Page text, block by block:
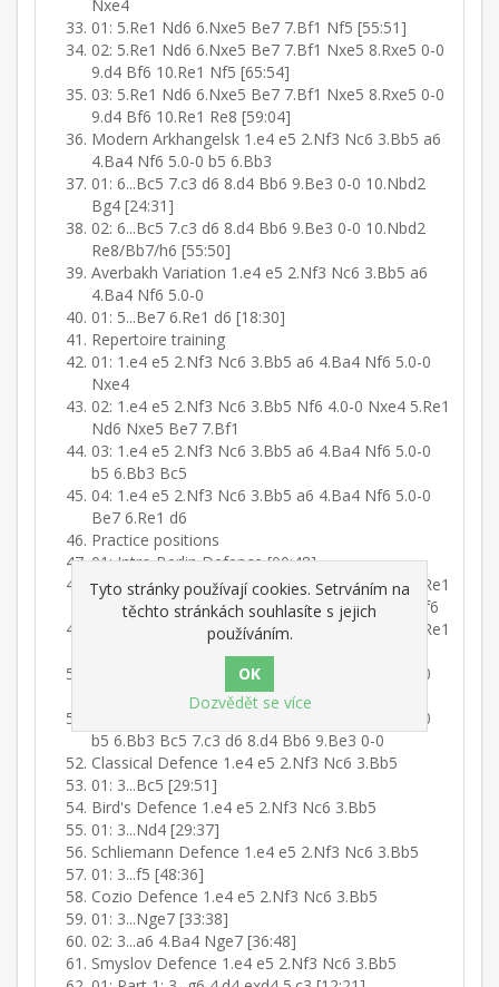
Nxe4
01: 5.Re1 Nd6 6.Nxe5 Be7 7.Bf1 Nf5 [55:51]
02: 5.Re1 Nd6 6.Nxe5 Be7 7.Bf1 Nxe5 8.Rxe5 0-0
9.d4 Bf6 10.Re1 Nf5 [65:54]
03: 5.Re1 Nd6 6.Nxe5 Be7 7.Bf1 Nxe5 8.Rxe5 0-0
9.d4 Bf6 10.Re1 Re8 [59:04]
Modern Arkhangelsk 1.e4 e5 2.Nf3 Nc6 3.Bb5 a6
4.Ba4 Nf6 5.0-0 b5 6.Bb3
01: 6...Bc5 7.c3 d6 8.d4 Bb6 9.Be3 0-0 10.Nbd2
Bg4 [24:31]
02: 6...Bc5 7.c3 d6 8.d4 Bb6 9.Be3 0-0 10.Nbd2
Re8/Bb7/h6 [55:50]
Averbakh Variation 1.e4 e5 2.Nf3 Nc6 3.Bb5 a6
4.Ba4 Nf6 5.0-0
01: 5...Be7 6.Re1 d6 [18:30]
Repertoire training
01: 1.e4 e5 2.Nf3 Nc6 3.Bb5 a6 4.Ba4 Nf6 5.0-0
Nxe4
02: 1.e4 e5 2.Nf3 Nc6 3.Bb5 Nf6 4.0-0 Nxe4 5.Re1
Nd6 Nxe5 Be7 7.Bf1
03: 1.e4 e5 2.Nf3 Nc6 3.Bb5 a6 4.Ba4 Nf6 5.0-0
b5 6.Bb3 Bc5
04: 1.e4 e5 2.Nf3 Nc6 3.Bb5 a6 4.Ba4 Nf6 5.0-0
Be7 6.Re1 d6
Practice positions
01: Intro Berlin Defence [00:48]
02: 1.e4 e5 2.Nf3 Nc6 3.Bb5 Nf6 4.0-0 Nxe4 5.Re1
Nd6 6.Nxe5 Be7 7.Bf1 Nxe5 8.Rxe5 0-0 9.d4 Bf6
03: 1.e4 e5 2.Nf3 Nc6 3.Bb5 Nf6 4.0-0 Nxe4 5.Re1
Nd6 6.Nxe5 Be7 7.Bf1 Nf5 8.Nf3 d5 9.d4 0-0
04: 1.e4 e5 2.Nf3 Nc6 3.Bb5 a6 4.Ba4 Nf6 5.0-0
Nxe4 6.d4 b5 7.Bb3 d5 8.dxe5 Be6 9.Qe2 Be7
05: 1.e4 e5 2.Nf3 Nc6 3.Bb5 a6 4.Ba4 Nf6 5.0-0
b5 6.Bb3 Bc5 7.c3 d6 8.d4 Bb6 9.Be3 0-0
Classical Defence 1.e4 e5 2.Nf3 Nc6 3.Bb5
01: 3...Bc5 [29:51]
Bird's Defence 1.e4 e5 2.Nf3 Nc6 3.Bb5
01: 3...Nd4 [29:37]
Schliemann Defence 1.e4 e5 2.Nf3 Nc6 3.Bb5
01: 3...f5 [48:36]
Cozio Defence 1.e4 e5 2.Nf3 Nc6 3.Bb5
01: 3...Nge7 [33:38]
02: 3...a6 4.Ba4 Nge7 [36:48]
Smyslov Defence 1.e4 e5 2.Nf3 Nc6 3.Bb5
Tyto stránky používají cookies. Setrváním na
těchto stránkách souhlasíte s jejich
používáním.
Dozvědět se více